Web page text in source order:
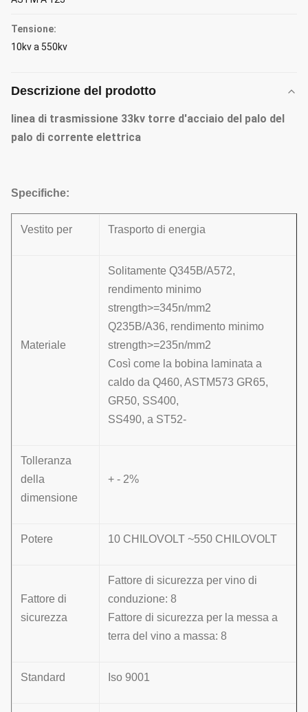
Tensione:
10kv a 550kv
Descrizione del prodotto
linea di trasmissione 33kv torre d'acciaio del palo del
palo di corrente elettrica
Specifiche:
Vestito per Trasporto di energia
Materiale
Solitamente Q345B/A572,
rendimento minimo
strength>=345n/mm2
Q235B/A36, rendimento minimo
strength>=235n/mm2
Così come la bobina laminata a
caldo da Q460, ASTM573 GR65,
GR50, SS400,
SS490, a ST52-
Tolleranza
della
dimensione
+ - 2%
Potere 10 CHILOVOLT ~550 CHILOVOLT
Fattore di
sicurezza
Fattore di sicurezza per vino di
conduzione: 8
Fattore di sicurezza per la messa a
terra del vino a massa: 8
Standard Iso 9001